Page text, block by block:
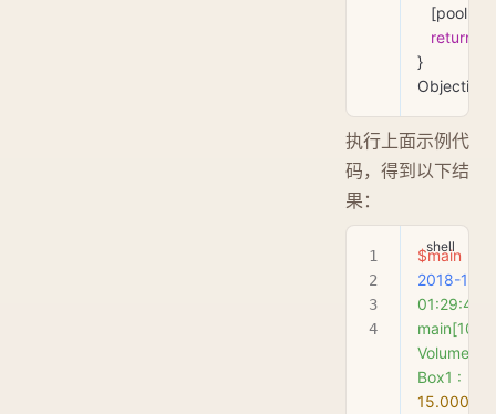
   [pool
   return
}
Objective-
执行上面示例代
码，得到以下结
果：
$main
2018-11-
Volume
Box1 :